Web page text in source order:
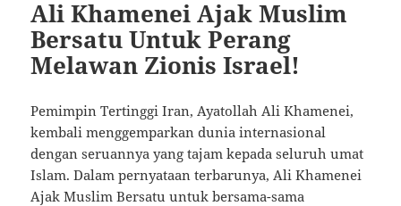
Ali Khamenei Ajak Muslim
Bersatu Untuk Perang
Melawan Zionis Israel!
Pemimpin Tertinggi Iran, Ayatollah Ali Khamenei,
kembali menggemparkan dunia internasional
dengan seruannya yang tajam kepada seluruh umat
Islam. Dalam pernyataan terbarunya, Ali Khamenei
Ajak Muslim Bersatu untuk bersama-sama